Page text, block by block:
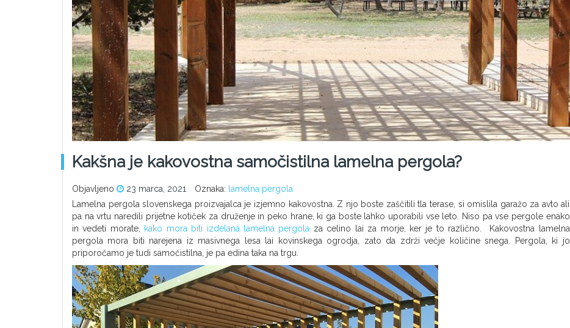
Kakšna je kakovostna samočistilna lamelna pergola?
Objavljeno 23 marca, 2021 Oznaka: lamelna pergola
Lamelna pergola slovenskega proizvajalca je izjemno kakovostna. Z njo boste zaščitili tla terase, si omislila garažo za avto ali
pa na vrtu naredili prijetne kotiček za druženje in peko hrane, ki ga boste lahko uporabili vse leto. Niso pa vse pergole enako
in vedeti morate,
kako mora biti izdelana lamelna pergola za celino lai za morje, ker je to različno. Kakovostna lamelna
pergola mora biti narejena iz masivnega lesa lai kovinskega ogrodja, zato da zdrži večje količine snega. Pergola, ki jo
priporočamo je tudi samočistilna, je pa edina taka na trgu.